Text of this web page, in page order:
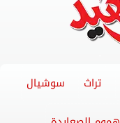
تراث سوشيال